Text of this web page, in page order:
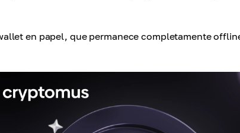
en papel, que permanece completamente